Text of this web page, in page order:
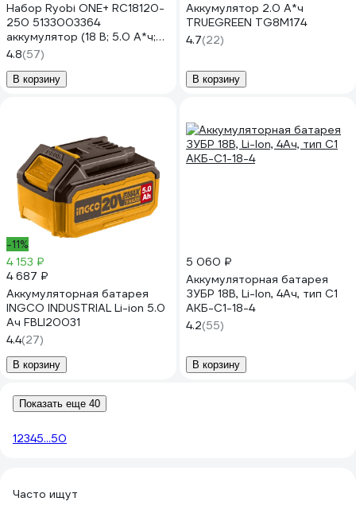
Набор Ryobi ONE+ RC18120-
250 5133003364
аккумулятор (18 В; 5.0 А*ч;
Li-Ion) 2 шт. и зарядное
устройство RC18120
4.8(57)
В корзину
Аккумулятор 2.0 А*ч
TRUEGREEN TG8M174
4.7(22)
В корзину
-11%
4 153 ₽
4 687 ₽
Аккумуляторная батарея
INGCO INDUSTRIAL Li-ion 5.0
Ач FBLI20031
4.4(27)
В корзину
5 060 ₽
Аккумуляторная батарея
ЗУБР 18В, Li-Ion, 4Ач, тип С1
АКБ-С1-18-4
4.2(55)
В корзину
Показать еще 40
12345...50
Часто ищут